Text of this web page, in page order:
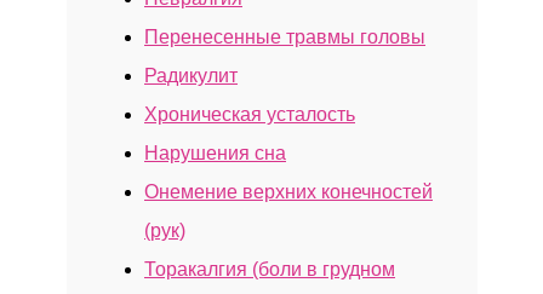
Перенесенные травмы головы
Радикулит
Хроническая усталость
Нарушения сна
Онемение верхних конечностей
(рук)
Торакалгия (боли в грудном
Посмотреть лицензии
КАК К НАМ ДОБРАТЬСЯ
Клиника у м. «Юго-Западная»